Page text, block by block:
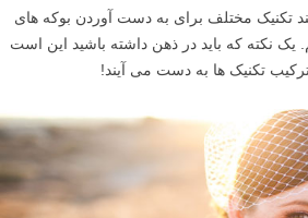
تکنیک مختلف برای به دست آوردن بوکه های
یک نکته که باید در ذهن داشته باشید این است
تکنیک ها به دست می آیند!